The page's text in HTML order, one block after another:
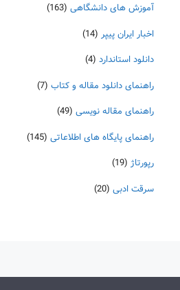
آموزش های دانشگاهی (163)
اخبار ایران پیپر (14)
دانلود استاندارد (4)
راهنمای دانلود مقاله و کتاب (7)
راهنمای مقاله نویسی (49)
راهنمای پایگاه های اطلاعاتی (145)
رپورتاژ (19)
سرقت ادبی (20)